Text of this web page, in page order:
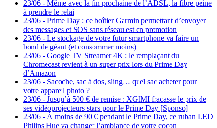
23/06 - Même avec la fin prochaine de l’ADSL, la fibre peine
à prendre le relai
23/06 - Prime Day : ce boîtier Garmin permettant d’envoyer
des messages et SOS sans réseau est en promotion
23/06 - Le stockage de votre futur smartphone va faire un
bond de géant (et consommer moins)
23/06 - Google TV Streamer 4K : le remplaçant du
Chromecast revient à un super prix lors du Prime Day
d’Amazon
23/06 - Sacoche, sac à dos, sling… quel sac acheter pour
votre appareil photo ?
23/06 - Jusqu’à 500 € de remise : XGIMI fracasse le prix de
ses vidéoprojecteurs stars pour le Prime Day [Sponso]
23/06 - À moins de 90 € pendant le Prime Day, ce ruban LED
Philips Hue va changer l’ambiance de votre cocon